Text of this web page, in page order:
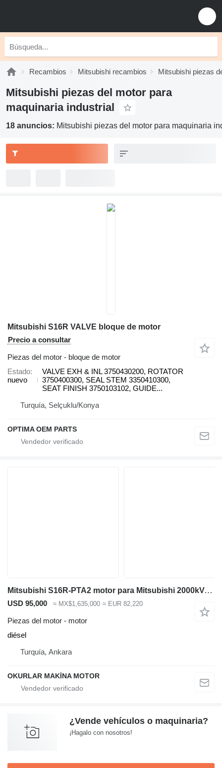
Recambios Mitsubishi recambios Mitsubishi piezas
Mitsubishi piezas del motor para
maquinaria industrial
18 anuncios: Mitsubishi piezas del motor para maquinaria
Mitsubishi S16R VALVE bloque de motor
Precio a consultar
Piezas del motor - bloque de motor
Estado
nuevo
VALVE EXH & INL 3750430200, ROTATOR
3750400300, SEAL STEM 3350410300,
SEAT FINISH 3750103102, GUIDE...
Turquía, Selçuklu/Konya
OPTIMA OEM PARTS
Mitsubishi S16R-PTA2 motor para Mitsubishi 2000kVA generador de diésel
USD 95,000 ≈ MX$1,635,000 ≈ EUR 82,220
Piezas del motor - motor
diésel
Turquía, Ankara
OKURLAR MAKİNA MOTOR
¿Vende vehículos o maquinaria?
¡Hagalo con nosotros!